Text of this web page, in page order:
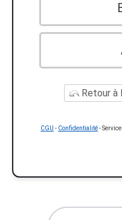
Retour à
CGU - Confidentialité-